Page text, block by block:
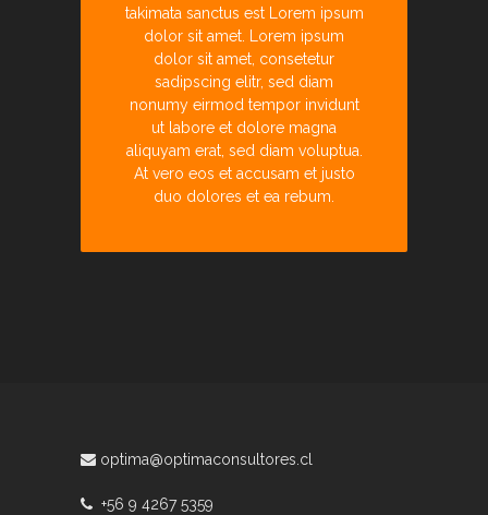
takimata sanctus est Lorem ipsum
dolor sit amet. Lorem ipsum
dolor sit amet, consetetur
sadipscing elitr, sed diam
nonumy eirmod tempor invidunt
ut labore et dolore magna
aliquyam erat, sed diam voluptua.
At vero eos et accusam et justo
duo dolores et ea rebum.
optima@optimaconsultores.cl
+56 9 4267 5359